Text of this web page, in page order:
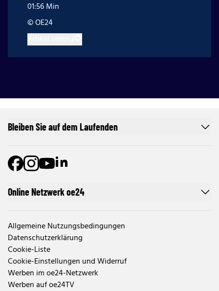
01:56 Min
© OE24
Online Netzwerk oe24
Allgemeine Nutzungsbedingungen
Datenschutzerklärung
Cookie-Liste
Cookie-Einstellungen und Widerruf
Werben im oe24-Netzwerk
Werben auf oe24TV
Bleiben Sie auf dem Laufenden